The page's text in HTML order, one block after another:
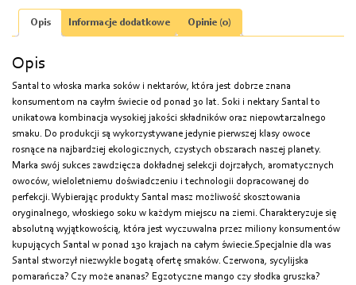
Opis Informacje dodatkowe Opinie (0)
Opis
Santal to włoska marka soków i nektarów, która jest dobrze znana
konsumentom na cayłm świecie od ponad 30 lat. Soki i nektary Santal to
unikatowa kombinacja wysokiej jakości składników oraz niepowtarzalnego
smaku. Do produkcji są wykorzystywane jedynie pierwszej klasy owoce
rosnące na najbardziej ekologicznych, czystych obszarach naszej planety.
Marka swój sukces zawdzięcza dokładnej selekcji dojrzałych, aromatycznych
owoców, wieloletniemu doświadczeniu i technologii dopracowanej do
perfekcji. Wybierając produkty Santal masz możliwość skosztowania
oryginalnego, włoskiego soku w każdym miejscu na ziemi. Charakteryzuje się
absolutną wyjątkowością, która jest wyczuwalna przez miliony konsumentów
kupujących Santal w ponad 130 krajach na całym świecie.Specjalnie dla was
Santal stworzył niezwykle bogatą ofertę smaków. Czerwona, sycylijska
pomarańcza? Czy może ananas? Egzotyczne mango czy słodka gruszka?